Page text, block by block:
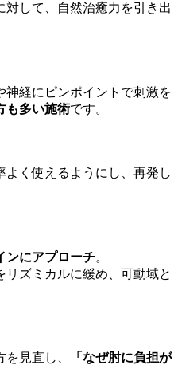
して、自然治癒力を引き出
経にピンポイントで刺激を
も多い施術です。
く使えるようにし、再発し
ンにアプローチ。
ズミカルに緩め、可動域と
見直し、
「なぜ肘に負担が